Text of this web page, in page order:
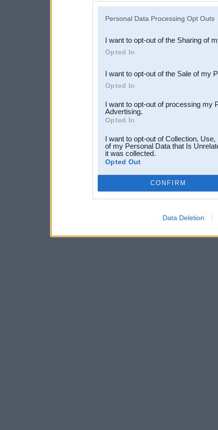
Downstream Participants
third parties.
Personal Data Processing Opt Outs
I want to opt-out of the Sharing of
Opted In
I want to opt-out of the Sale of my
Opted In
I want to opt-out of processing my
Advertising.
Opted In
I want to opt-out of Collection,
of my Personal Data that Is
it was collected.
Opted Out
CONFIRM
Data Deletion